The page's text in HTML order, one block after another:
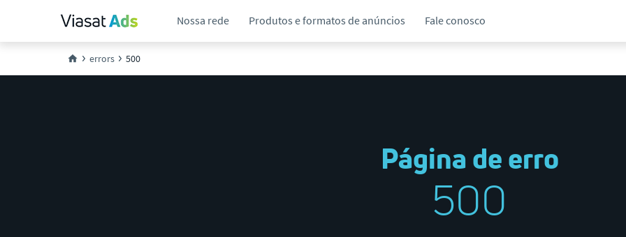
Nossa rede Produtos e formatos de anúncios Fale conosco
errors 500
Página de erro
500